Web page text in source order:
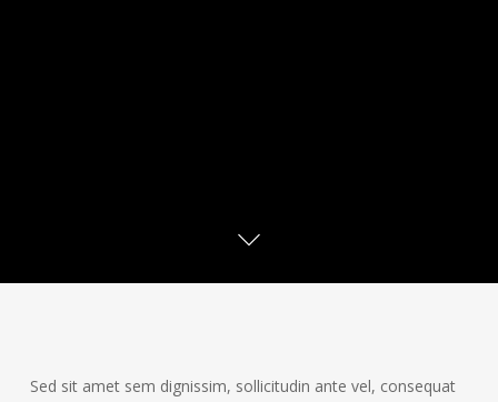
Sed sit amet sem dignissim, sollicitudin ante vel, consequat